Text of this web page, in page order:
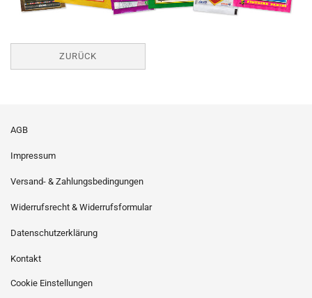
ZURÜCK
AGB
Impressum
Versand- & Zahlungsbedingungen
Widerrufsrecht & Widerrufsformular
Datenschutzerklärung
Kontakt
Cookie Einstellungen